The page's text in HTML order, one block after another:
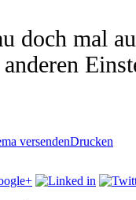
doch mal
versendenDrucken